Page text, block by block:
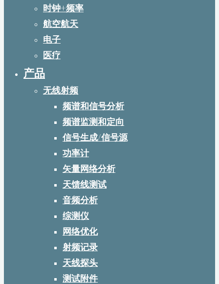
时钟+频率
航空航天
电子
医疗
产品
无线射频
频谱和信号分析
频谱监测和定向
信号生成/信号源
功率计
矢量网络分析
天馈线测试
音频分析
综测仪
网络优化
射频记录
天线探头
测试附件